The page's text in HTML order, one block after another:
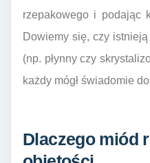
rzepakowego i podając
Dowiemy się, czy
(np. płynny czy
każdy mógł świadomie
Dlaczego miód